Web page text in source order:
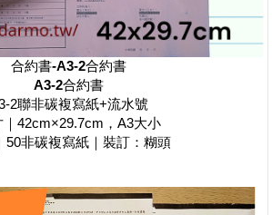
合約書-A3-2合約書
A3-2合約書
2聯非碳複寫紙+流水號
｜42cm×29.7cm，A3大小
50非碳複寫紙｜裝訂：糊頭